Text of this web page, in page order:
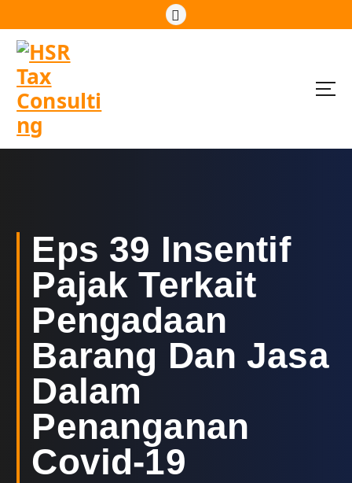
k
n
Eps 39 Insentif
Pajak Terkait
Pengadaan
Barang Dan Jasa
Dalam
Penanganan
Covid-19